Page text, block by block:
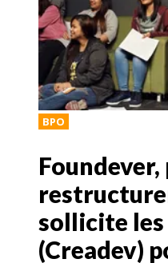
BPO
Foundever,
sollicite
(Creadev)